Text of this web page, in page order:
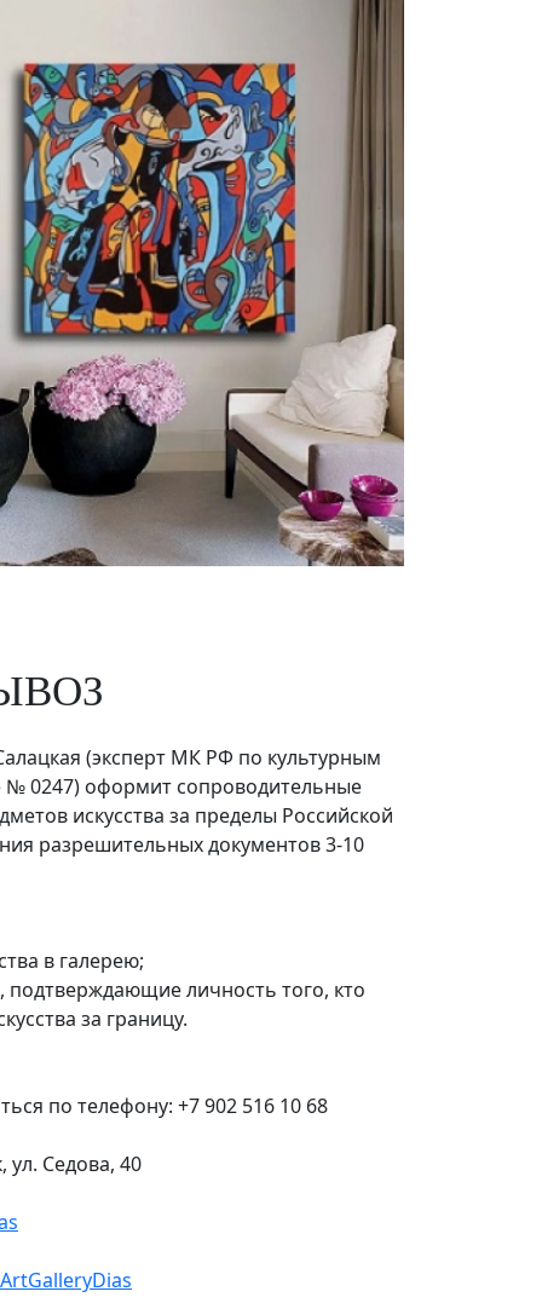
(эксперт МК РФ по культурным
№ 0247) оформит сопроводительные
искусства за пределы Российской
разрешительных документов 3-10
в галерею;
подтверждающие личность того, кто
за границу.
по телефону: +7 902 516 10 68
ул. Седова, 40